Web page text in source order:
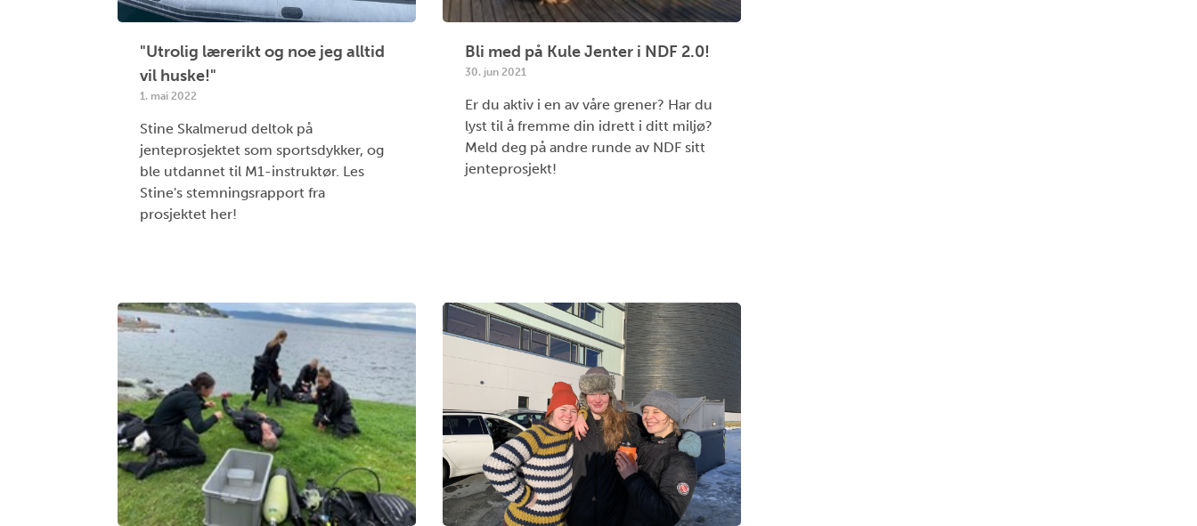
"Utrolig lærerikt og noe jeg alltid
vil huske!"
1. mai 2022
Stine Skalmerud deltok på
jenteprosjektet som sportsdykker, og
ble utdannet til M1-instruktør. Les
Stine's stemningsrapport fra
prosjektet her!
Bli med på Kule Jenter i NDF 2.0!
30. jun 2021
Er du aktiv i en av våre grener? Har du
lyst til å fremme din idrett i ditt miljø?
Meld deg på andre runde av NDF sitt
jenteprosjekt!